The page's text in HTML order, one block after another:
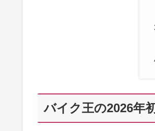
バイク王の2026年